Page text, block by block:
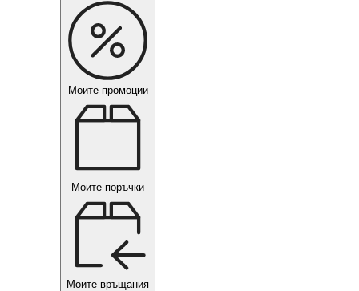
Моите промоции
Моите поръчки
Моите връщания